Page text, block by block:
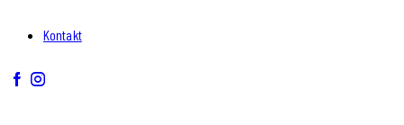
Kontakt